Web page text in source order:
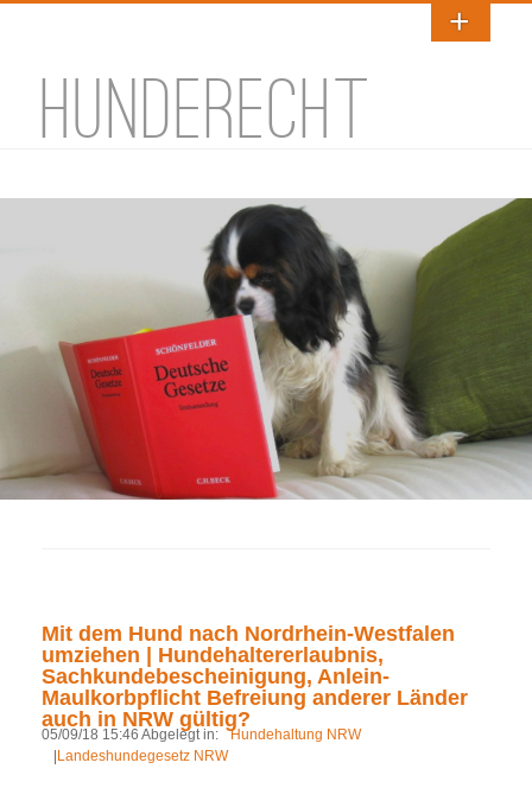
HUNDERECHT
Mit dem Hund nach Nordrhein-Westfalen
umziehen | Hundehaltererlaubnis,
Sachkundebescheinigung, Anlein-
Maulkorbpflicht Befreiung anderer Länder
auch in NRW gültig?
05/09/18 15:46 Abgelegt in:
Hundehaltung NRW
|Landeshundegesetz NRW